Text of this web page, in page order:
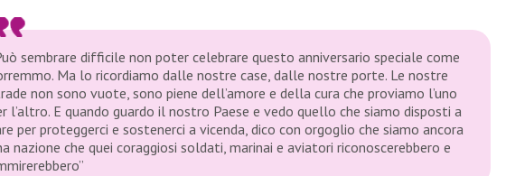
sembrare difficile non poter celebrare questo anniversario speciale come
Ma lo ricordiamo dalle nostre case, dalle nostre porte. Le nostre
non sono vuote, sono piene dell’amore e della cura che proviamo l’uno
l’altro. E quando guardo il nostro Paese e vedo quello che siamo disposti a
per proteggerci e sostenerci a vicenda, dico con orgoglio che siamo ancora
nazione che quei coraggiosi soldati, marinai e aviatori riconoscerebbero e